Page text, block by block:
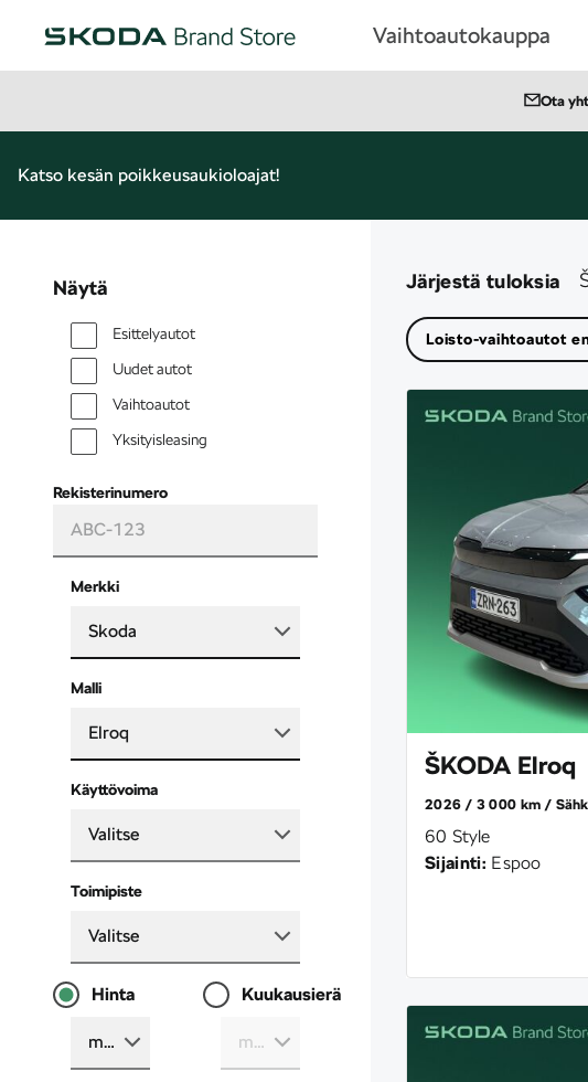
Vaihtoautokauppa
Ota
Katso kesän poikkeusaukioloajat!
Näytä
Esittelyautot
Uudet autot
Vaihtoautot
Yksityisleasing
Rekisterinumero
Merkki
Skoda
Malli
Elroq
Käyttövoima
Valitse
Toimipiste
Valitse
Hinta
max.
Kuukausierä
max.
Järjestä tuloksia
Loisto-vaihtoautot
ŠKODA Elroq
2026 3 000 km
60 Style
Sijainti: Espoo